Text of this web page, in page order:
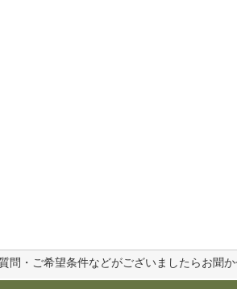
問・ご希望条件などがございましたらお聞